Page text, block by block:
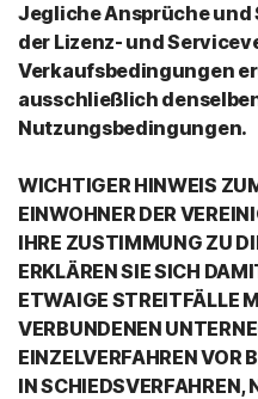
Jegliche Ansprüche
der Lizenz- und
Verkaufsbedingungen
ausschließlich
Nutzungsbedingungen.
WICHTIGER HINWEIS
EINWOHNER DER
IHRE ZUSTIMMUNG ZU
ERKLÄREN SIE SICH
ETWAIGE STREITFÄLLE
VERBUNDENEN
EINZELVERFAHREN VOR
IN SCHIEDSVERFAHREN,